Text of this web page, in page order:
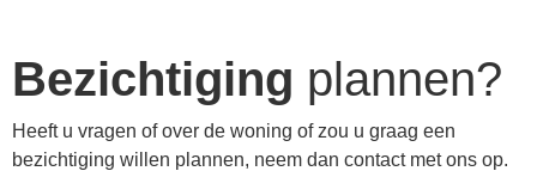
Bezichtiging plannen?
Heeft u vragen of over de woning of zou u graag een
bezichtiging willen plannen, neem dan contact met ons op.